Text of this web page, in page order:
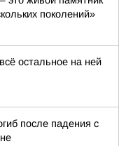
поколений»
остальное на ней
после падения с